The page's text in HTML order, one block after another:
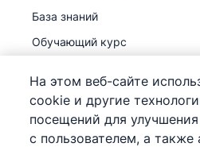
База знаний
Обучающий курс
На этом веб-сайте
cookie и другие
посещений для
с пользователем, а также